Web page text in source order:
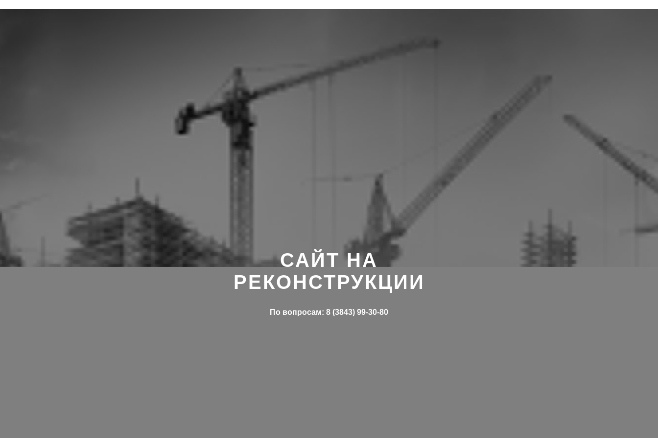
САЙТ НА
РЕКОНСТРУКЦИИ
По вопросам: 8 (3843) 99-30-80